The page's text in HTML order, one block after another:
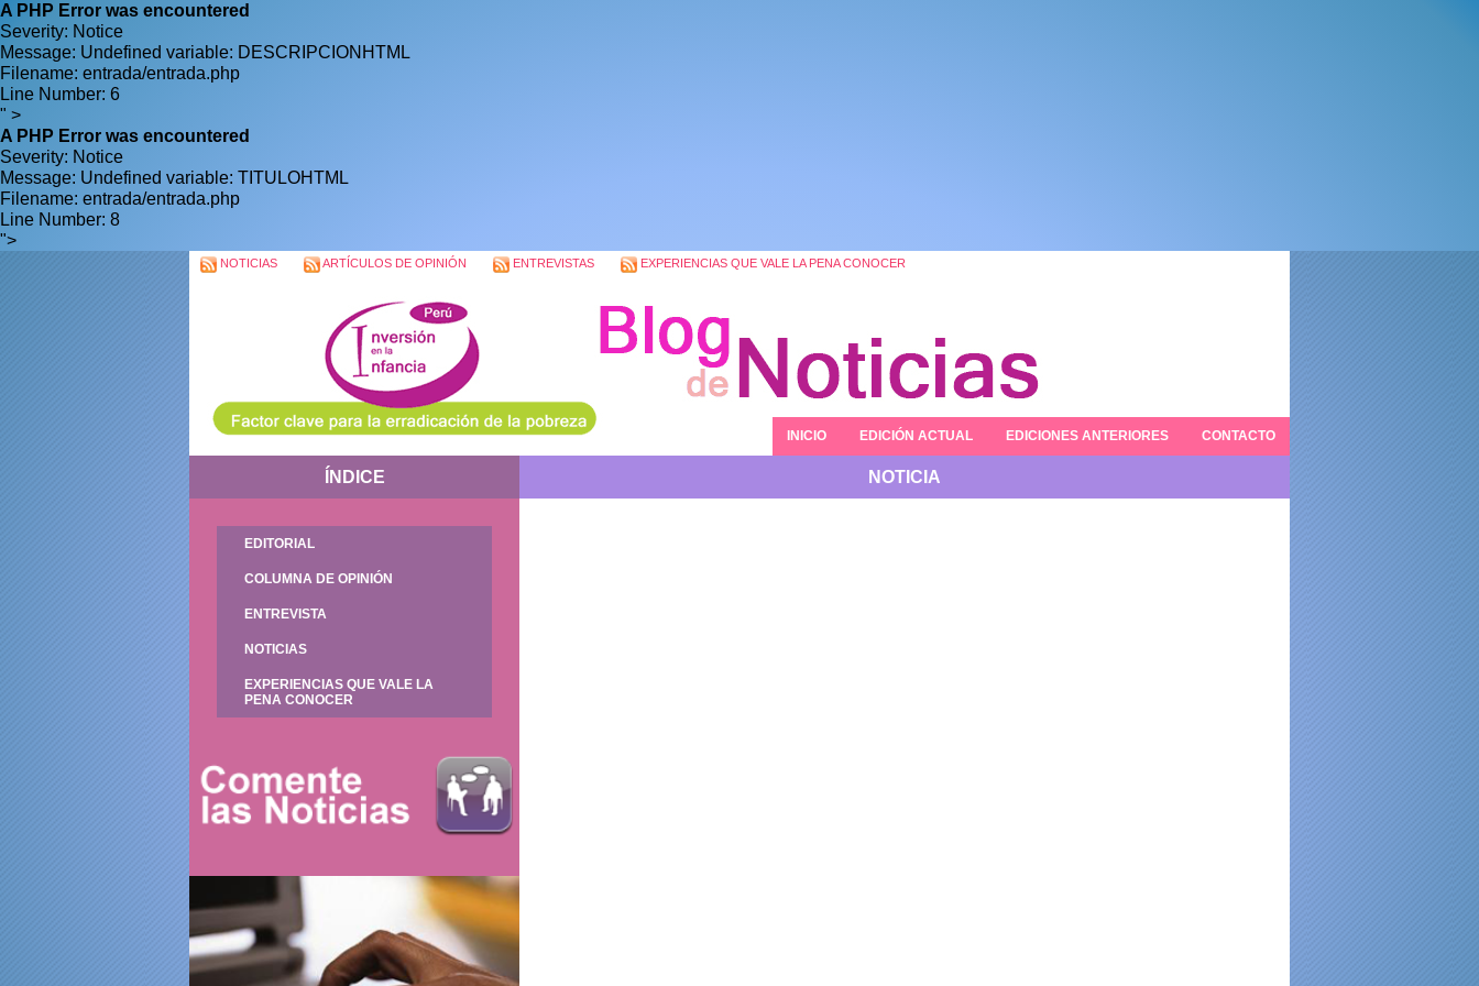
A PHP Error was encountered
Severity: Notice
Message: Undefined variable: DESCRIPCIONHTML
Filename: entrada/entrada.php
Line Number: 6
" >
A PHP Error was encountered
Severity: Notice
Message: Undefined variable: TITULOHTML
Filename: entrada/entrada.php
Line Number: 8
">
NOTICIAS ARTÍCULOS DE OPINIÓN ENTREVISTAS EXPERIENCIAS QUE VALE LA PENA CONOCER
INICIO EDICIÓN ACTUAL EDICIONES ANTERIORES CONTACTO
ÍNDICE
EDITORIAL
COLUMNA DE OPINIÓN
ENTREVISTA
NOTICIAS
EXPERIENCIAS QUE VALE LA
PENA CONOCER
NOTICIA